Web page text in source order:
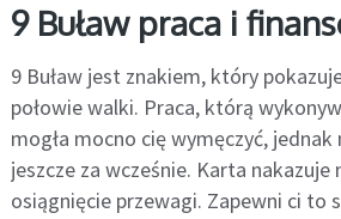
9 Buław praca i
9 Buław jest znakiem, który
połowie walki. Praca, którą
mogła mocno cię wymęczyć,
jeszcze za wcześnie. Karta nakazuje
osiągnięcie przewagi. Zapewni ci to